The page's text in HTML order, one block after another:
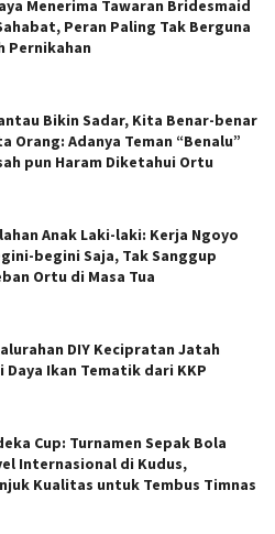
Menerima Tawaran Bridesmaid
Peran Paling Tak Berguna
Pernikahan
Bikin Sadar, Kita Benar-benar
Orang: Adanya Teman “Benalu”
pun Haram Diketahui Ortu
Anak Laki-laki: Kerja Ngoyo
begini Saja, Tak Sanggup
Ortu di Masa Tua
DIY Kecipratan Jatah
Daya Ikan Tematik dari KKP
Cup: Turnamen Sepak Bola
Internasional di Kudus,
Kualitas untuk Tembus Timnas